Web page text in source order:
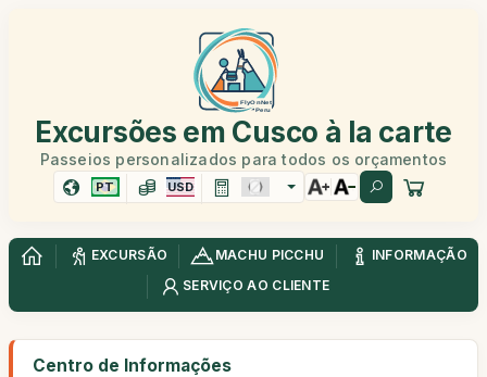
Excursões em Cusco à la carte
Passeios personalizados para todos os orçamentos
PT USD
EXCURSÃO MACHU PICCHU
INFORMAÇÃO
SERVIÇO AO CLIENTE
Centro de Informações